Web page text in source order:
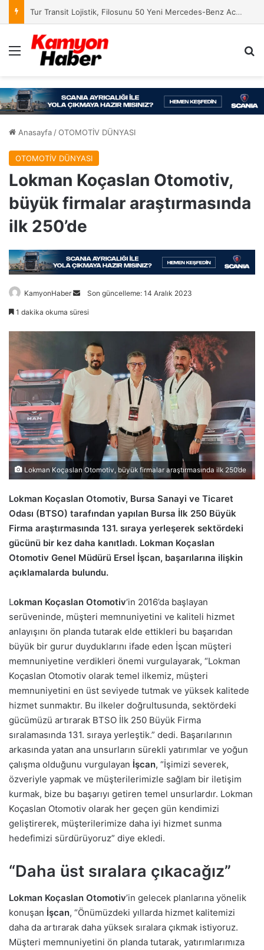
Tur Transit Lojistik, Filosunu 50 Yeni Mercedes-Benz Actros L 1848 LS ile Güçlendirdi
Menü
Anasayfa /OTOMOTİV DÜNYASI
OTOMOTİV DÜNYASI
Lokman Koçaslan Otomotiv,
büyük firmalar araştırmasında
ilk 250’de
KamyonHaber
BirSon güncelleme: 14 Aralık 2023
1 dakika okuma süresi
Lokman Koçaslan Otomotiv, büyük firmalar araştırmasında ilk 250’de
Lokman Koçaslan Otomotiv, Bursa Sanayi ve Ticaret
Odası (BTSO) tarafından yapılan Bursa İlk 250 Büyük
Firma araştırmasında 131. sıraya yerleşerek sektördeki
gücünü bir kez daha kanıtladı. Lokman Koçaslan
Otomotiv Genel Müdürü Ersel İşcan, başarılarına ilişkin
açıklamalarda bulundu.
Lokman Koçaslan Otomotiv‘in 2016’da başlayan
serüveninde, müşteri memnuniyetini ve kaliteli hizmet
anlayışını ön planda tutarak elde ettikleri bu başarıdan
büyük bir gurur duyduklarını ifade eden İşcan müşteri
memnuniyetine verdikleri önemi vurgulayarak, “Lokman
Koçaslan Otomotiv olarak temel ilkemiz, müşteri
memnuniyetini en üst seviyede tutmak ve yüksek kalitede
hizmet sunmaktır. Bu ilkeler doğrultusunda, sektördeki
gücümüzü artırarak BTSO İlk 250 Büyük Firma
sıralamasında 131. sıraya yerleştik.” dedi. Başarılarının
arkasında yatan ana unsurların sürekli yatırımlar ve yoğun
çalışma olduğunu vurgulayan İşcan, “İşimizi severek,
özveriyle yapmak ve müşterilerimizle sağlam bir iletişim
kurmak, bize bu başarıyı getiren temel unsurlardır. Lokman
Koçaslan Otomotiv olarak her geçen gün kendimizi
geliştirerek, müşterilerimize daha iyi hizmet sunma
hedefimizi sürdürüyoruz” diye ekledi.
“Daha üst sıralara çıkacağız”
Lokman Koçaslan Otomotiv’in gelecek planlarına yönelik
konuşan İşcan, “Önümüzdeki yıllarda hizmet kalitemizi
daha da artırarak daha yüksek sıralara çıkmak istiyoruz.
Müşteri memnuniyetini ön planda tutarak, yatırımlarımıza